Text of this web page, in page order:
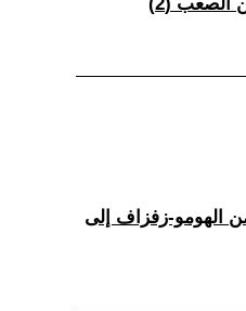
من الهومو-زفزاف إلى